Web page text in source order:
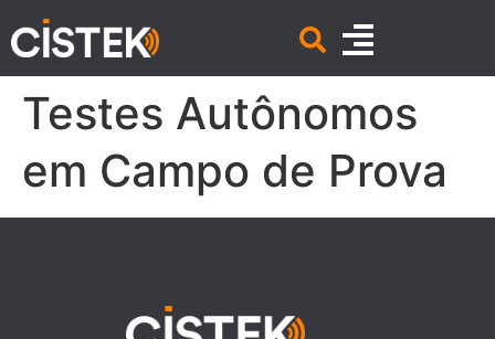
Testes Autônomos
em Campo de Prova